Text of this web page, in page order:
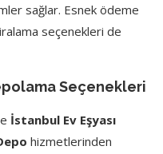
sağlar. Esnek ödeme
seçenekleri de
Seçenekleri
İstanbul Ev Eşyası
hizmetlerinden